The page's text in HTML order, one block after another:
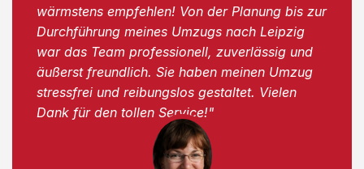
wärmstens empfehlen! Von der Planung bis zur
Durchführung meines Umzugs nach Leipzig
war das Team professionell, zuverlässig und
äußerst freundlich. Sie haben meinen Umzug
stressfrei und reibungslos gestaltet. Vielen
Dank für den tollen Service!"